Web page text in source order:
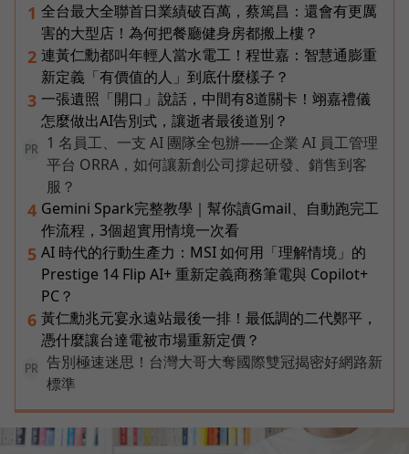
1 全台最大全聯首日業績破百萬，蔡篤昌：還會有更厲
害的大型店！為何把餐廳健身房都搬上樓？
2 連黃仁勳都叫年輕人當水電工！程世嘉：智慧通膨重
新定義「有價值的人」到底什麼樣子？
3 一張遺照「開口」說話，中間有8道關卡！翊嘉禮儀
怎麼做出AI告別式，讓逝者最後道別？
PR
1 名員工、一支 AI 團隊全包辦——企業 AI 員工管理
平台 ORRA，如何讓新創公司撐起研發、銷售到客
服？
4 Gemini Spark完整教學｜幫你讀Gmail、自動跑完工
作流程，3個超實用情境一次看
5 AI 時代的行動生產力：MSI 如何用「理解情境」的
Prestige 14 Flip AI+ 重新定義商務筆電與 Copilot+
PC？
6 黃仁勳兆元宴永遠站最後一排！最低調的二代鄭平，
憑什麼讓台達電被市場重新定價？
PR
告別極速迷思！台灣大哥大奪國際雙冠揭密好網路新
標準